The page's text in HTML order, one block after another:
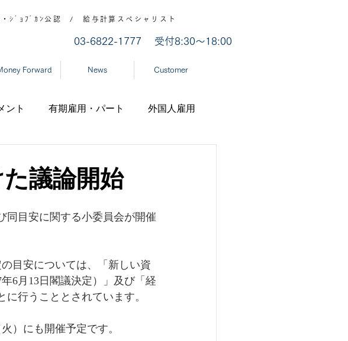
ｼﾞｮﾌﾞｶﾝ公認 / 給与計算スペシャリスト
​03-6822-1777 受付8:30～18:00
Forward News Customer
ント 有期雇用・パート 外国人雇用
議論開始
同目安に関する小委員会が開催
目安については、「新しい資
6月13日閣議決定）」及び「経
行うこととされています。
）にも開催予定です。